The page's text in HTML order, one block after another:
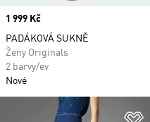
Price
1 999 Kč
PADÁKOVÁ SUKNĚ
Ženy Originals
2 barvy/ev
Nové